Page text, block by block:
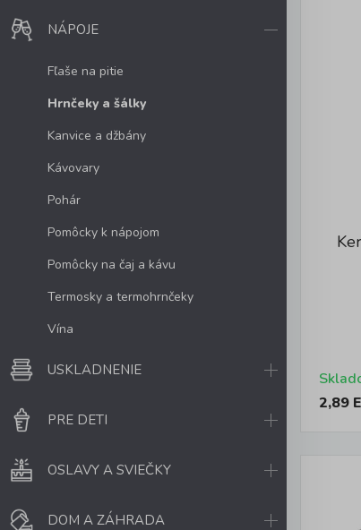
NÁPOJE
Fľaše na pitie
Hrnčeky a šálky
Kanvice a džbány
Kávovary
Pohár
Pomôcky k nápojom
Pomôcky na čaj a kávu
Termosky a termohrnčeky
Vína
USKLADNENIE
PRE DETI
OSLAVY A SVIEČKY
DOM A ZÁHRADA
2,89